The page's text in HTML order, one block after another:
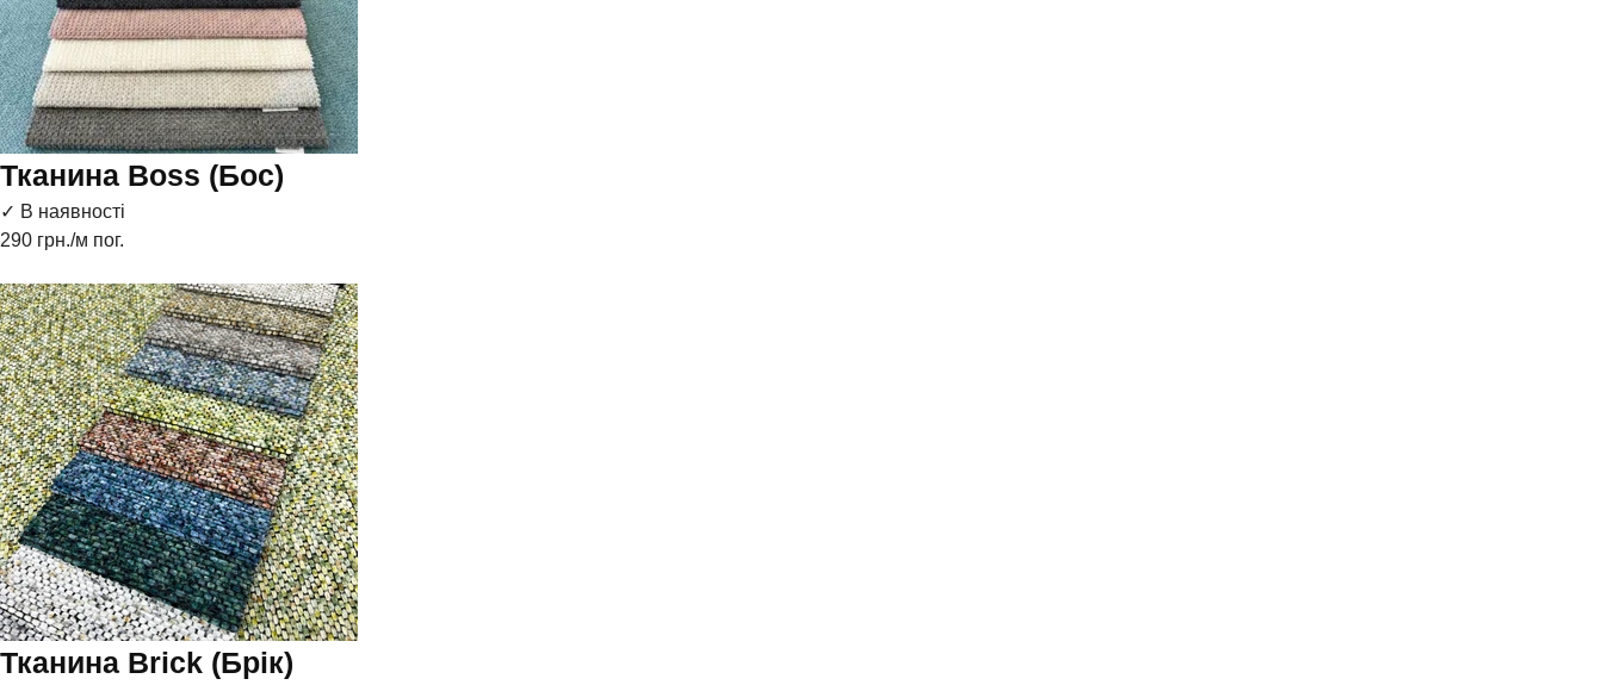
Тканина Boss (Бос)
✓ В наявності
290 грн./м пог.
Тканина Brick (Брік)